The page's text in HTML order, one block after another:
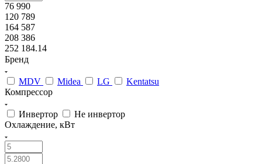
76 990
120 789
164 587
208 386
252 184.14
Бренд
MDV Midea LG
Kentatsu
Компрессор
Инвертор
Не инвертор
Охлаждение, кВт